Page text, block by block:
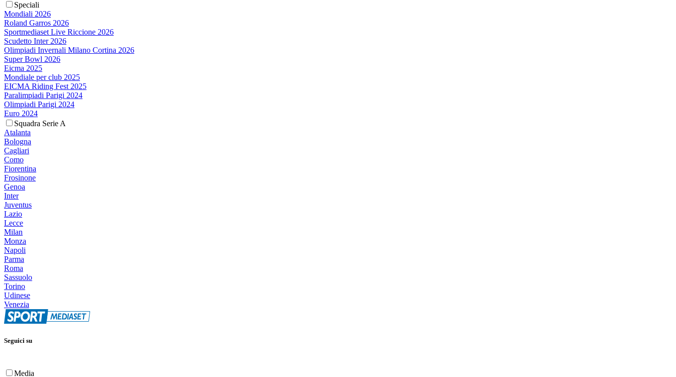
Speciali
Mondiali 2026
Roland Garros 2026
Sportmediaset Live Riccione 2026
Scudetto Inter 2026
Olimpiadi Invernali Milano Cortina 2026
Super Bowl 2026
Eicma 2025
Mondiale per club 2025
EICMA Riding Fest 2025
Paralimpiadi Parigi 2024
Olimpiadi Parigi 2024
Euro 2024
Squadra Serie A
Atalanta
Bologna
Cagliari
Como
Fiorentina
Frosinone
Genoa
Inter
Juventus
Lazio
Lecce
Milan
Monza
Napoli
Parma
Roma
Sassuolo
Torino
Udinese
Venezia
Seguici su
Media